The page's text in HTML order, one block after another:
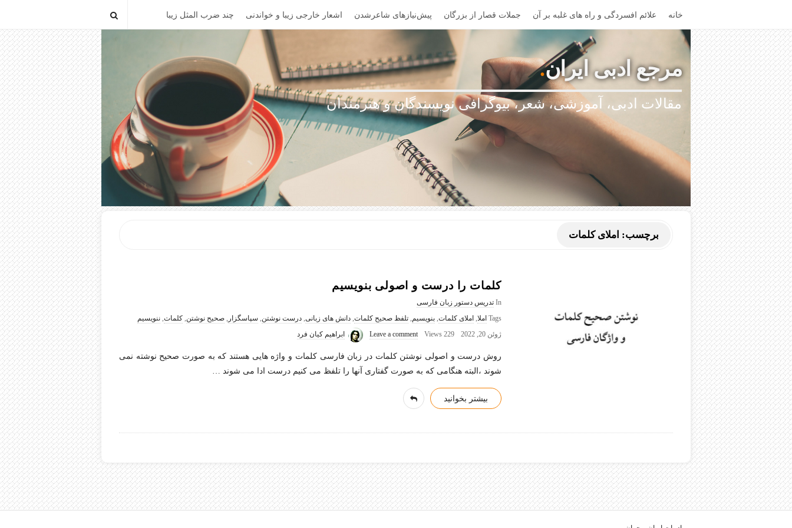
خانه علائم افسردگی و راه های غلبه بر آن جملات قصار از بزرگان پیش‌نیازهای شاعرشدن اشعار خارجی زیبا و خواندنی چند ضرب المثل زیبا
مرجع ادبی ایران.
مقالات ادبی، آموزشی، شعر، بیوگرافی نویسندگان و هنرمندان
برچسب: املای کلمات
کلمات را درست و اصولی بنویسیم
In تدریس دستور زبان فارسی
Tags املا, املای کلمات, بنویسیم, تلفظ صحیح کلمات, دانش های زبانی, درست نوشتن, سپاسگزار , صحیح نوشتن, کلمات, ننویسیم
ژوئن 20, 2022 229 Views
Leave a comment ابراهیم کیان فرد
روش درست و اصولی نوشتن کلمات در زبان فارسی کلمات و واژه هایی هستند که به صورت صحیح نوشته نمی
شوند ،البته هنگامی که به صورت گفتاری آنها را تلفظ می کنیم درست ادا می شوند
بیشتر بخوانید